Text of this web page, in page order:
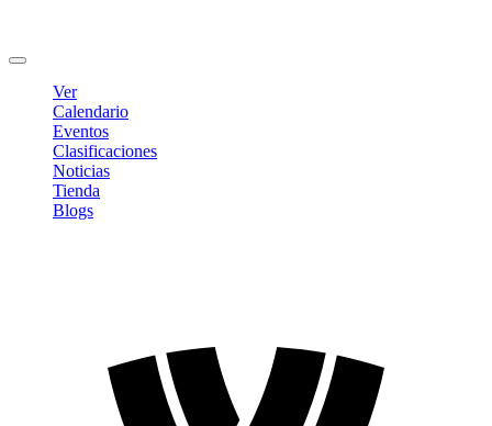
Ver
Calendario
Eventos
Clasificaciones
Noticias
Tienda
Blogs